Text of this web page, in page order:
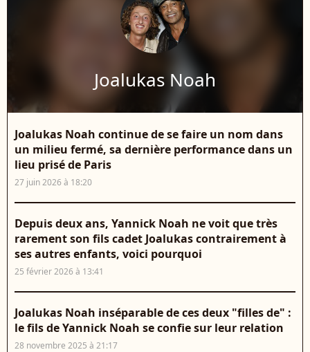
Joalukas Noah
Joalukas Noah continue de se faire un nom dans
un milieu fermé, sa dernière performance dans un
lieu prisé de Paris
27 juin 2026 à 18:20
Depuis deux ans, Yannick Noah ne voit que très
rarement son fils cadet Joalukas contrairement à
ses autres enfants, voici pourquoi
25 février 2026 à 13:41
Joalukas Noah inséparable de ces deux "filles de" :
le fils de Yannick Noah se confie sur leur relation
28 novembre 2025 à 21:17